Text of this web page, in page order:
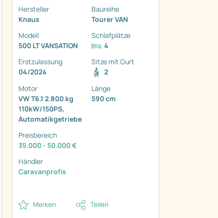
Hersteller
Knaus
Baureihe
Tourer VAN
Modell
500 LT VANSATION
Schlafplätze
4
Erstzulassung
04/2024
Sitze mit Gurt
2
Motor
VW T6.1 2.800 kg
110kW/150PS,
Automatikgetriebe
Länge
590 cm
Preisbereich
35.000 - 50.000 €
Händler
Caravanprofis
Merken Teilen